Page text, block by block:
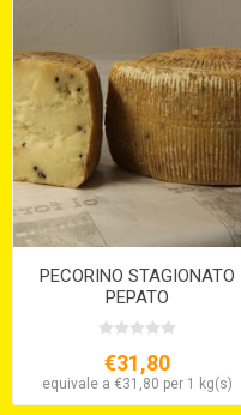
PECORINO STAGIONATO
PEPATO
€31,80
equivale a €31,80 per 1 kg(s)